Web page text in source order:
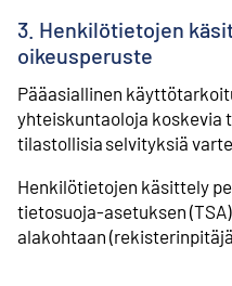
3. Henkilötietojen
oikeusperuste
Pääasiallinen
yhteiskuntaoloja koskevia
tilastollisia selvityksiä
Henkilötietojen käsittely
tietosuoja-asetuksen
alakohtaan